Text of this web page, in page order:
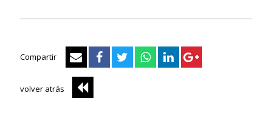
Compartir
volver atrás